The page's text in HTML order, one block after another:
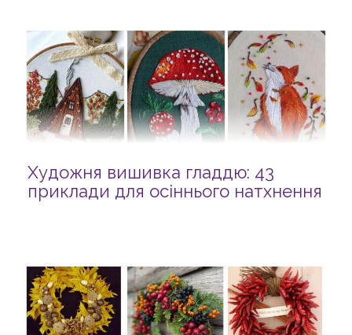
Художня вишивка гладдю: 43
приклади для осіннього натхнення